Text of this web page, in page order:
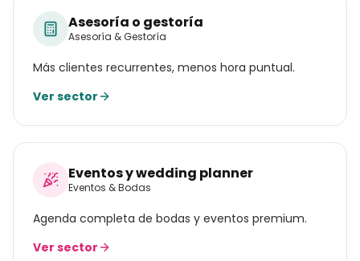
Asesoría o gestoría
Asesoría & Gestoría
Más clientes recurrentes, menos hora puntual.
Ver sector
Eventos y wedding planner
Eventos & Bodas
Agenda completa de bodas y eventos premium.
Ver sector